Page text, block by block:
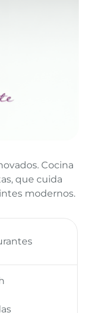
Cocina
que cuida
modernos.